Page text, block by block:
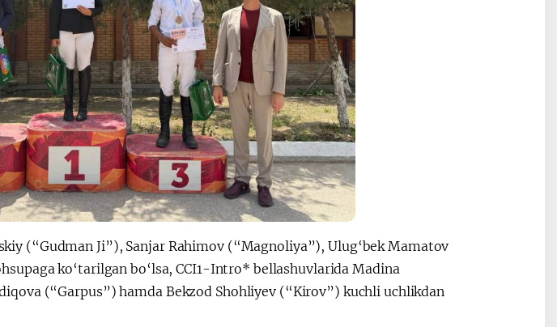
(“Gudman Ji”), Sanjar Rahimov (“Magnoliya”), Ulug‘bek Mamatov
ko‘tarilgan bo‘lsa, CCI1-Intro* bellashuvlarida Madina
(“Garpus”) hamda Bekzod Shohliyev (“Kirov”) kuchli uchlikdan